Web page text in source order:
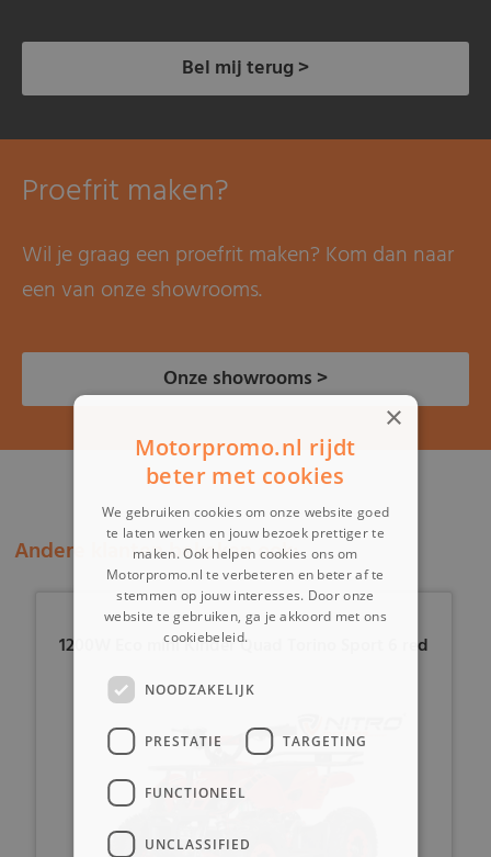
Bel mij terug >
Proefrit maken?
Wil je graag een proefrit maken? Kom dan naar
een van onze showrooms.
Onze showrooms >
Andere klanten bekeken ook:
1200W Eco mini Kinder Quad Torino Sport 6 red
×
Motorpromo.nl rijdt
beter met cookies
We gebruiken cookies om onze website goed
te laten werken en jouw bezoek prettiger te
maken. Ook helpen cookies ons om
Motorpromo.nl te verbeteren en beter af te
stemmen op jouw interesses. Door onze
website te gebruiken, ga je akkoord met ons
cookiebeleid.
NOODZAKELIJK
PRESTATIE TARGETING
FUNCTIONEEL
UNCLASSIFIED